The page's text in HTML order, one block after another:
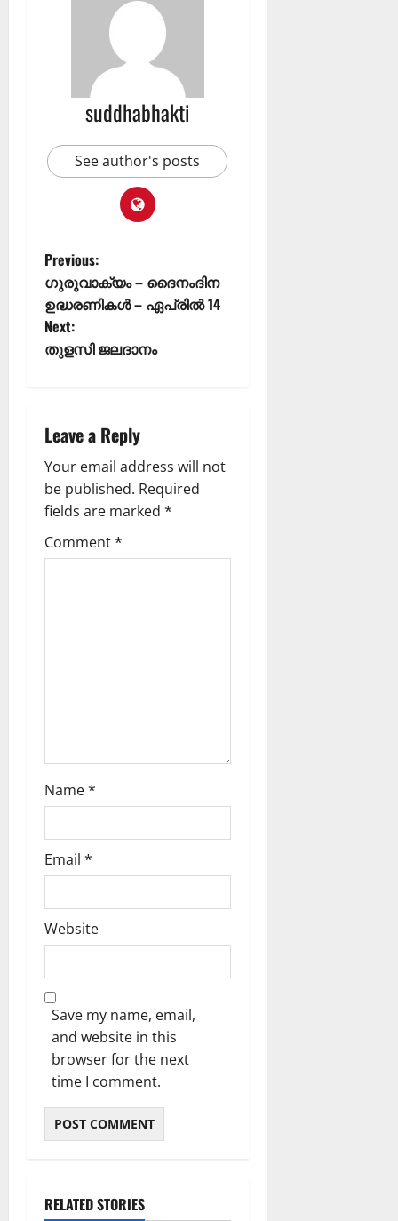
suddhabhakti
See author's posts
Previous:
ഗുരുവാക്യം – ദൈനംദിന
ഉദ്ധരണികൾ – ഏപ്രിൽ 14
Next:
തുളസി ജലദാനം
Leave a Reply
Your email address will not
be published. Required
fields are marked *
Comment*
Name*
Email *
Website
Save my name, email,
and website in this
browser for the next
time I comment.
RELATED STORIES